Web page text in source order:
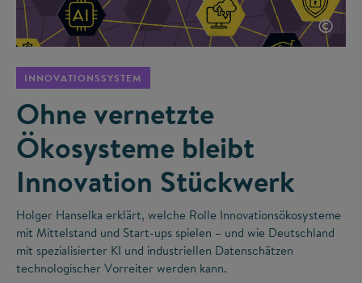
©
INNOVATIONSSYSTEM
Ohne vernetzte
Ökosysteme bleibt
Innovation Stückwerk
Holger Hanselka erklärt, welche Rolle Innovationsökosysteme
mit Mittelstand und Start-ups spielen – und wie Deutschland
mit spezialisierter KI und industriellen Datenschätzen
technologischer Vorreiter werden kann.